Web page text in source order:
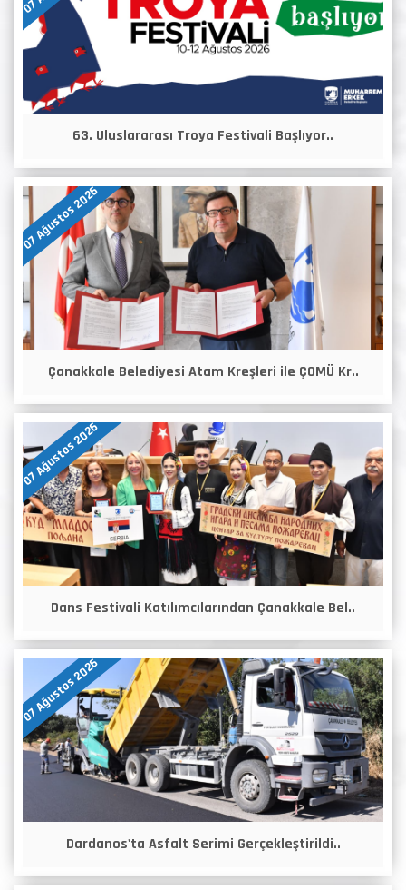
63. Uluslararası Troya Festivali Başlıyor..
07 Ağustos 2026
Çanakkale Belediyesi Atam Kreşleri ile ÇOMÜ Kr..
07 Ağustos 2026
Dans Festivali Katılımcılarından Çanakkale Bel..
07 Ağustos 2026
Dardanos'ta Asfalt Serimi Gerçekleştirildi..